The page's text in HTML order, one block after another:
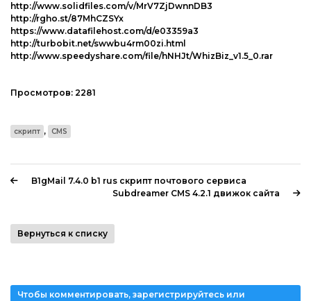
http://www.solidfiles.com/v/MrV7ZjDwnnDB3
http://rgho.st/87MhCZSYx
https://www.datafilehost.com/d/e03359a3
http://turbobit.net/swwbu4rm00zi.html
http://www.speedyshare.com/file/hNHJt/WhizBiz_v1.5_0.rar
Просмотров: 2281
скрипт , CMS
B1gMail 7.4.0 b1 rus скрипт почтового сервиса
Subdreamer CMS 4.2.1 движок сайта
Вернуться к списку
Чтобы комментировать, зарегистрируйтесь или